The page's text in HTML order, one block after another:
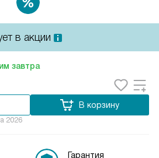
в акции
завтра
В корзину
2026
Гарантия